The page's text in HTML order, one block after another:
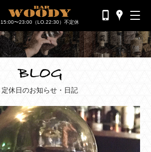
バーウッディTOP
バー ウッディについて
メニュー＆料金
おすすめカクテル
フォトギャラリー
ブログ
15:00〜23:00（LO.22:30）不定休
定休日のお知らせ・日記